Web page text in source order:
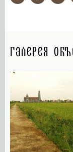
Галерея